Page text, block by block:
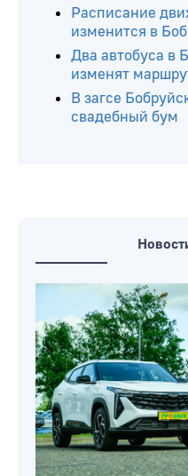
Расписание
изменится в
Два автобуса в
изменят
В загсе
свадебный бум